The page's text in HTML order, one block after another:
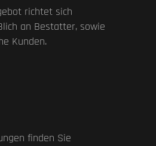
richtet sich
an Bestatter, sowie
Kunden.
finden Sie